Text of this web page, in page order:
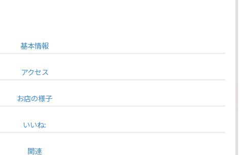
基本情報
アクセス
お店の様子
いいね:
関連